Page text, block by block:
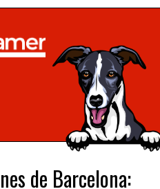
de Barcelona: